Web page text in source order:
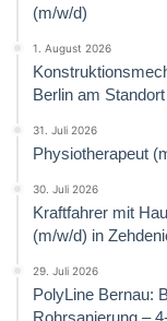
(m/w/d)
1. August 2026
Berlin am
31. Juli 2026
Physiotherapeut
30. Juli 2026
Kraftfahrer mit
(m/w/d) in
29. Juli 2026
PolyLine Bernau:
Rohrsanierung –